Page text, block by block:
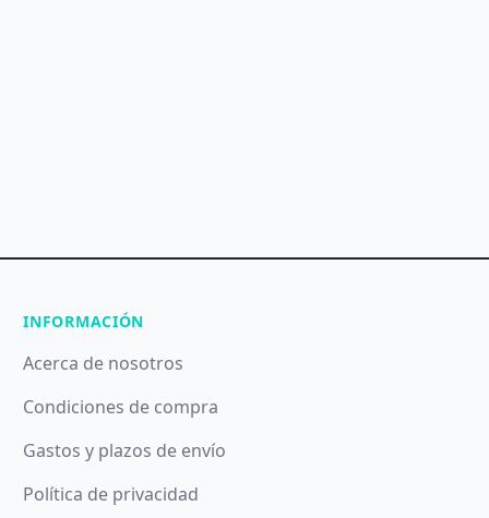
INFORMACIÓN
Acerca de nosotros
Condiciones de compra
Gastos y plazos de envío
Política de privacidad